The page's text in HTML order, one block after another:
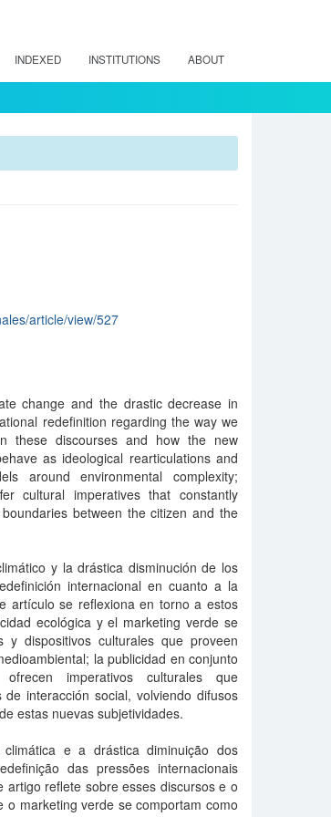
INDEXED INSTITUTIONS ABOUT
article/view/527
change and the drastic decrease in
redefinition regarding the way we
these discourses and how the new
as ideological rearticulations and
around environmental complexity;
cultural imperatives that constantly
between the citizen and the
y la drástica disminución de los
internacional en cuanto a la
artículo se reflexiona en torno a estos
ecológica y el marketing verde se
y dispositivos culturales que proveen
la publicidad en conjunto
imperativos culturales que
interacción social, volviendo difusos
estas nuevas subjetividades.
e a drástica diminuição dos
das pressões internacionais
reflete sobre esses discursos e o
marketing verde se comportam como